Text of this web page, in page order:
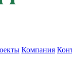
Компания